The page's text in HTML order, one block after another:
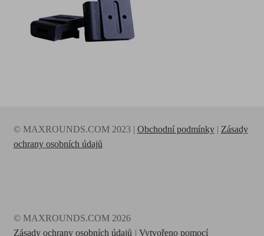
© MAXROUNDS.COM 2023 | Obchodní podmínky| Zásady
ochrany osobních údajů
© MAXROUNDS.COM 2026
Zásady ochrany osobních údajů
Vytvořeno pomocí